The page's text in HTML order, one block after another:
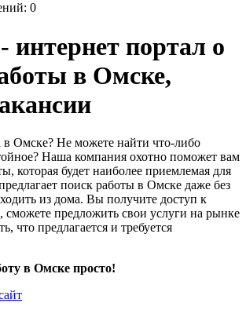
0
интернет портал о
в Омске,
в Омске? Не можете найти что-либо
Наша компания охотно поможет вам
которая будет наиболее приемлемая для
поиск работы в Омске даже без
из дома. Вы получите доступ к
сможете предложить свои услуги на рынке
что предлагается и требуется
в Омске просто!